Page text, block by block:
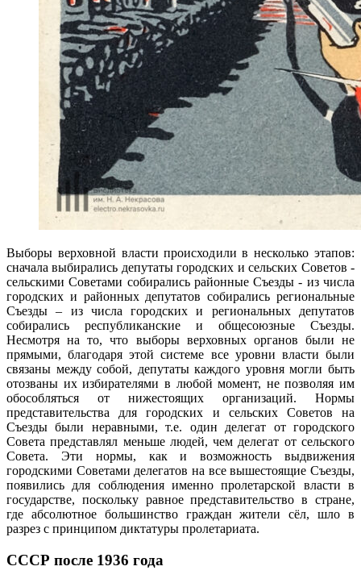
Выборы верховной власти происходили в несколько этапов:
сначала выбирались депутаты городских и сельских Советов -
сельскими Советами собирались районные Съезды - из числа
городских и районных депутатов собирались региональные
Съезды – из числа городских и региональных депутатов
собирались республиканские и общесоюзные Съезды.
Несмотря на то, что выборы верховных органов были не
прямыми, благодаря этой системе все уровни власти были
связаны между собой, депутаты каждого уровня могли быть
отозваны их избирателями в любой момент, не позволяя им
обособляться от нижестоящих организаций. Нормы
представительства для городских и сельских Советов на
Съезды были неравными, т.е. один делегат от городского
Совета представлял меньше людей, чем делегат от сельского
Совета. Эти нормы, как и возможность выдвижения
городскими Советами делегатов на все вышестоящие Съезды,
появились для соблюдения именно пролетарской власти в
государстве, поскольку равное представительство в стране,
где абсолютное большинство граждан жители сёл, шло в
разрез с принципом диктатуры пролетариата.
СССР после 1936 года